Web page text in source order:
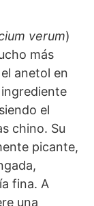
verum)
más
anetol en
el
chino. Su
picante,
fina. A
una